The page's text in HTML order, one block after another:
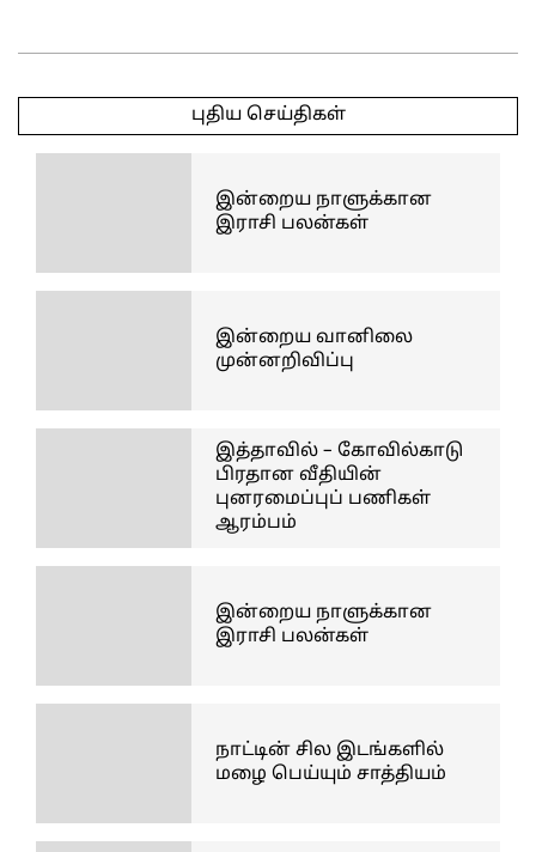
04-
புதிய செய்திகள்
இன்றைய நாளுக்கான
இராசி பலன்கள்
இன்றைய வானிலை
முன்னறிவிப்பு
இத்தாவில் – கோவில்காடு
பிரதான வீதியின்
புனரமைப்புப் பணிகள்
ஆரம்பம்
இன்றைய நாளுக்கான
இராசி பலன்கள்
நாட்டின் சில இடங்களில்
மழை பெய்யும் சாத்தியம்